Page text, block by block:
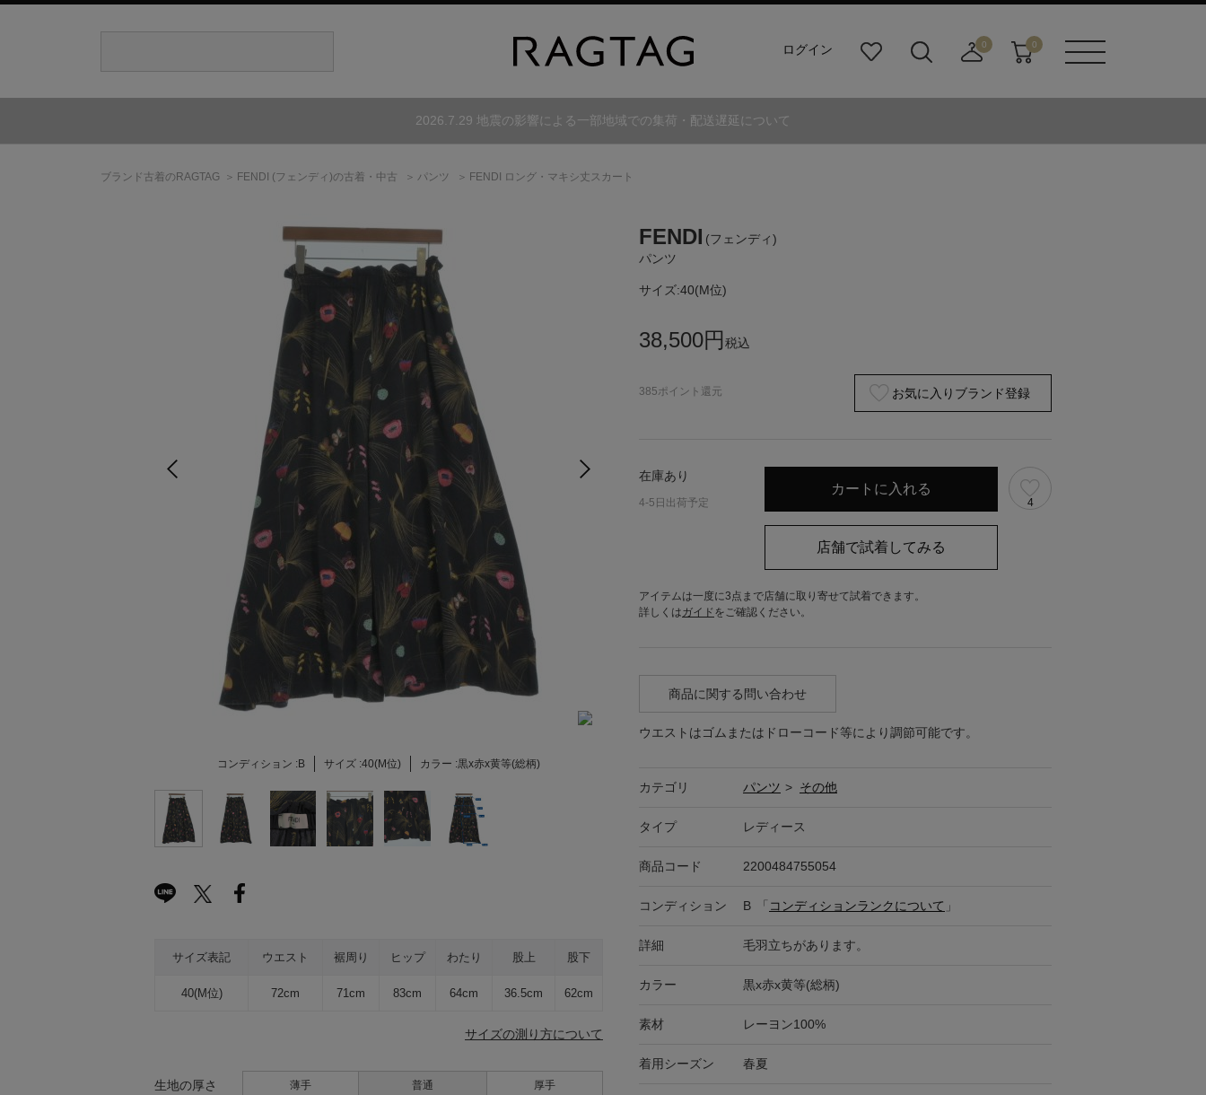
ログイン
り
ダ
0
寄
0
2026.7.29 地震の影響による一部地域での集荷・配送遅延について
ブランド古着のRAGTAG FENDI (フェンディ)の古着・中古 パンツ FENDI ロング・マキシ丈スカート
コンディション :B サイズ :40(M位) カラー :黒x赤x黄等(総柄)
サイズ表記 ウエスト 裾周り ヒップ わたり 股上 股下
40(M位) 72cm 71cm 83cm 64cm 36.5cm 62cm
サイズの測り方について
生地の厚さ 薄手 普通 厚手
FENDI (フェンディ)
パンツ
サイズ:40(M位)
38,500円 税込
385ポイント還元 お気に入りブランド登録
在庫あり
4-5日出荷予定 4
アイテムは一度に3点まで店舗に取り寄せて試着できます。
詳しくはガイド をご確認ください。
商品に関する問い合わせ
ウエストはゴムまたはドローコード等により調節可能です。
カテゴリ パンツ > その他
タイプ レディース
商品コード 2200484755054
コンディション B 「 コンディションランクについて 」
詳細 毛羽立ちがあります。
カラー 黒x赤x黄等(総柄)
素材 レーヨン100%
着用シーズン 春夏